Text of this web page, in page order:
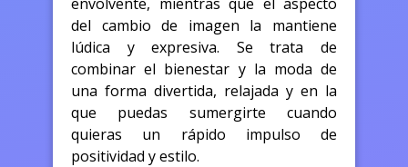
del cambio de imagen la mantiene
lúdica y expresiva. Se trata de
combinar el bienestar y la moda de
una forma divertida, relajada y en la
que puedas sumergirte cuando
quieras un rápido impulso de
positividad y estilo.